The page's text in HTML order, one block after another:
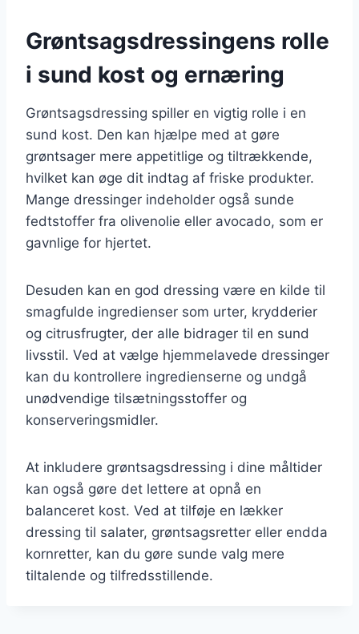
Grøntsagsdressingens rolle
i sund kost og ernæring
Grøntsagsdressing spiller en vigtig rolle i en
sund kost. Den kan hjælpe med at gøre
grøntsager mere appetitlige og tiltrækkende,
hvilket kan øge dit indtag af friske produkter.
Mange dressinger indeholder også sunde
fedtstoffer fra olivenolie eller avocado, som er
gavnlige for hjertet.
Desuden kan en god dressing være en kilde til
smagfulde ingredienser som urter, krydderier
og citrusfrugter, der alle bidrager til en sund
livsstil. Ved at vælge hjemmelavede dressinger
kan du kontrollere ingredienserne og undgå
unødvendige tilsætningsstoffer og
konserveringsmidler.
At inkludere grøntsagsdressing i dine måltider
kan også gøre det lettere at opnå en
balanceret kost. Ved at tilføje en lækker
dressing til salater, grøntsagsretter eller endda
kornretter, kan du gøre sunde valg mere
tiltalende og tilfredsstillende.